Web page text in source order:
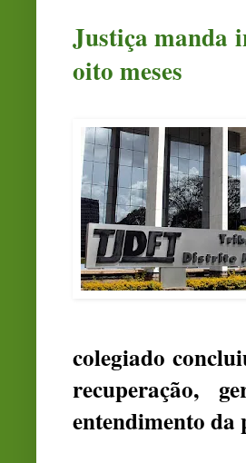
Justiça manda
oito meses
colegiado
recuperação,
entendimento